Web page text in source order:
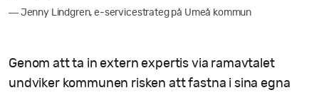
— Jenny Lindgren, e-servicestrateg på Umeå kommun
Genom att ta in extern expertis via ramavtalet
undviker kommunen risken att fastna i sina egna